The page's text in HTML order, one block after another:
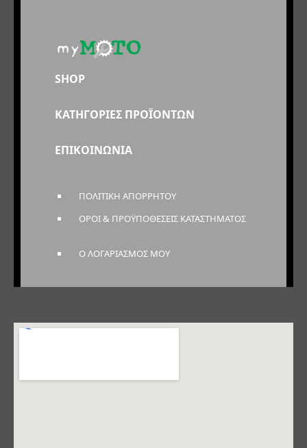
SHOP
ΚΑΤΗΓΟΡΙΕΣ ΠΡΟΪΟΝΤΩΝ
ΕΠΙΚΟΙΝΩΝΙΑ
ΠΟΛΙΤΙΚΗ ΑΠΟΡΡΗΤΟΥ
ΟΡΟΙ & ΠΡΟΫΠΟΘΕΣΕΙΣ ΚΑΤΑΣΤΗΜΑΤΟΣ
Ο ΛΟΓΑΡΙΑΣΜΟΣ ΜΟΥ